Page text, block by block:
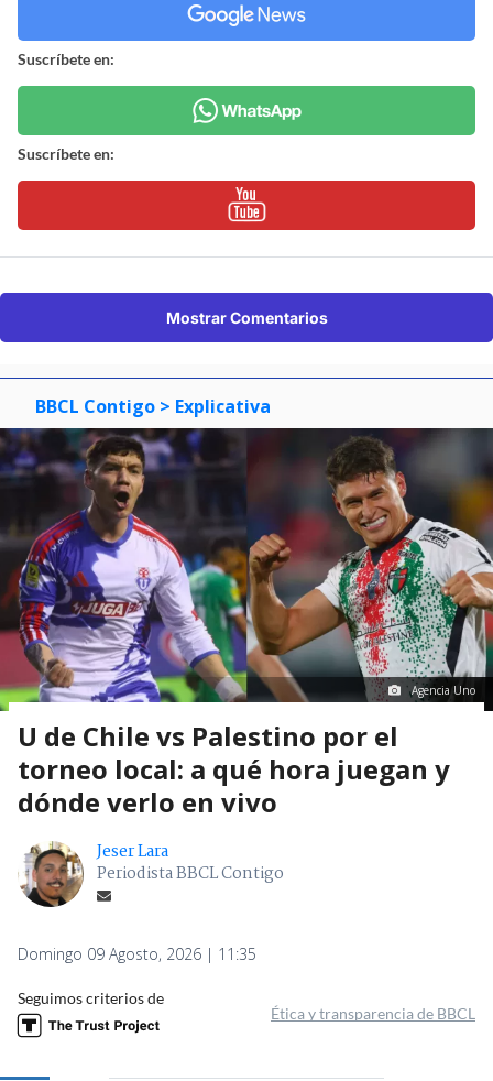
Suscríbete en:
Suscríbete en:
Mostrar Comentarios
BBCL Contigo > Explicativa
Agencia Uno
U de Chile vs Palestino por el
torneo local: a qué hora juegan y
dónde verlo en vivo
Jeser Lara
Periodista BBCL Contigo
Domingo 09 Agosto, 2026 | 11:35
Seguimos criterios de
Ética y transparencia de BBCL